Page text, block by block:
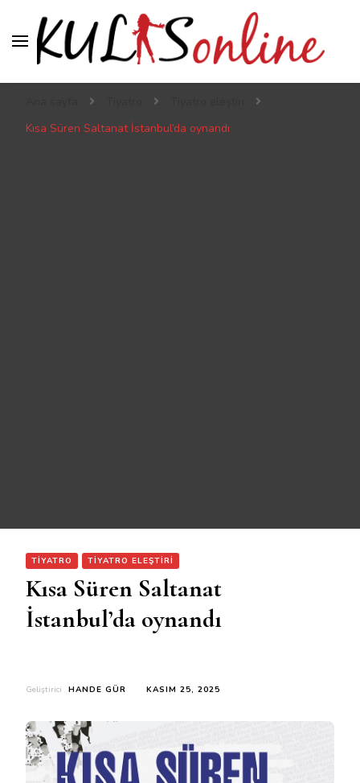
Kulis online
Kulis’ten geçmeden sahneye çıkılmaz
Kısa Süren Saltanat İstanbul’da oynandı
TIYATRO TIYATRO ELEŞTIRI
Kısa Süren Saltanat
İstanbul’da oynandı
Geliştirici HANDE GÜR KASIM 25, 2025